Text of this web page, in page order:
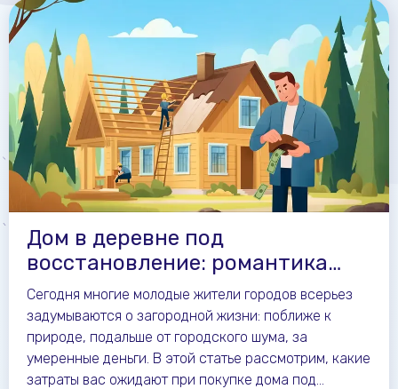
Дом в деревне под
восстановление: романтика
или финансовая дыра?
Сегодня многие молодые жители городов всерьез
задумываются о загородной жизни: поближе к
природе, подальше от городского шума, за
умеренные деньги. В этой статье рассмотрим, какие
затраты вас ожидают при покупке дома под